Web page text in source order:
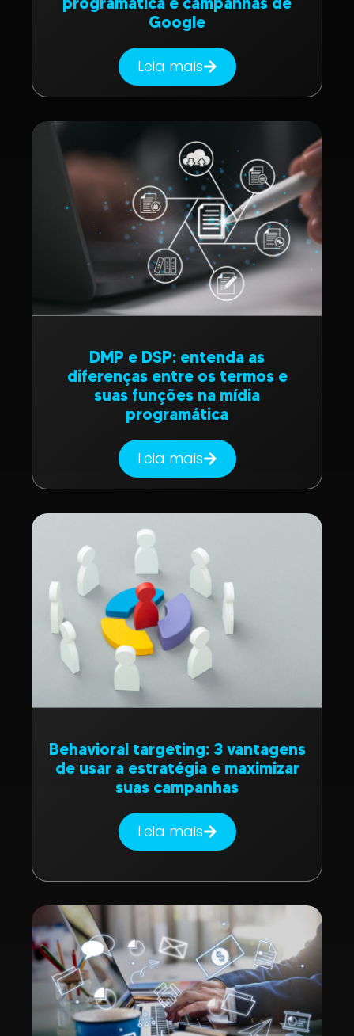
Google
Leia mais
DMP e DSP: entenda as
diferenças entre os termos e
suas funções na mídia
programática
Leia mais
Behavioral targeting: 3 vantagens
de usar a estratégia e maximizar
suas campanhas
Leia mais